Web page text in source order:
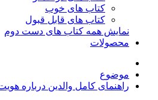
کتاب های خوب
کتاب های قابل قبول
نمایش همه کتاب های دست دوم
محصولات
موضوع
راهنمای کامل والدین درباره